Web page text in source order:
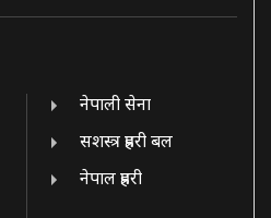
नेपाली सेना
सशस्त्र प्रहरी बल
नेपाल प्रहरी